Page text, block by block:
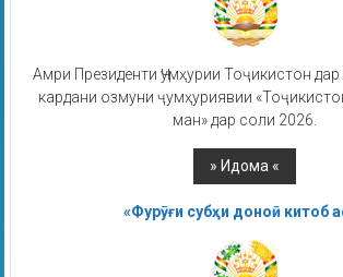
Амри Президенти Ҷумҳурии Тоҷикистон
кардани озмуни ҷумҳуриявии
ман» дар соли 2026.
«Фурӯғи субҳи доноӣ китоб